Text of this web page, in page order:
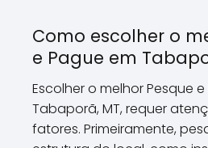
Como escolher o
e Pague em
Escolher o melhor Pesque
Tabaporã, MT, requer
fatores. Primeiramente,